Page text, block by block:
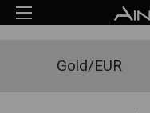
Gold/EUR